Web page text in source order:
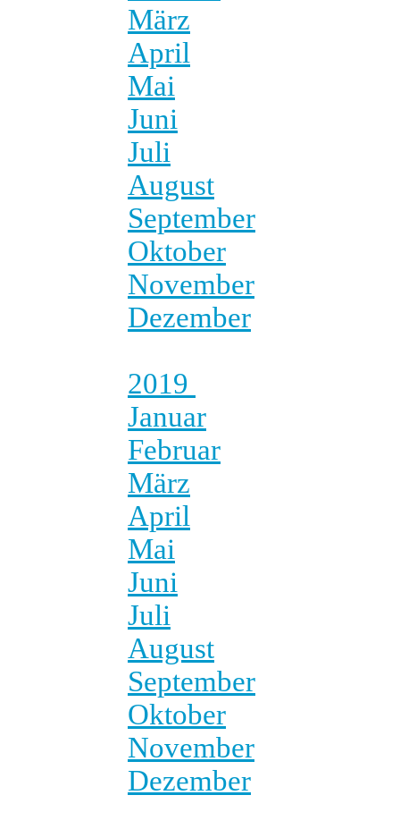
März
April
Mai
Juni
Juli
August
September
Oktober
November
Dezember
2019
Januar
Februar
März
April
Mai
Juni
Juli
August
September
Oktober
November
Dezember